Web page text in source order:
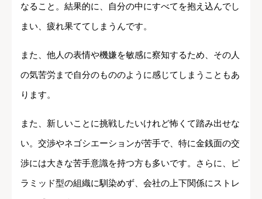
なること。結果的に、自分の中にすべてを抱え込んでし
まい、疲れ果ててしまうんです。
また、他人の表情や機嫌を敏感に察知するため、その人
の気苦労まで自分のもののように感じてしまうこともあ
ります。
また、新しいことに挑戦したいけれど怖くて踏み出せな
い。交渉やネゴシエーションが苦手で、特に金銭面の交
渉には大きな苦手意識を持つ方も多いです。さらに、ピ
ラミッド型の組織に馴染めず、会社の上下関係にストレ